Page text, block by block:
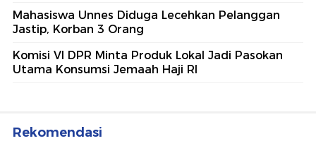
Mahasiswa Unnes Diduga Lecehkan Pelanggan
Jastip, Korban 3 Orang
Komisi VI DPR Minta Produk Lokal Jadi Pasokan
Utama Konsumsi Jemaah Haji RI
Rekomendasi